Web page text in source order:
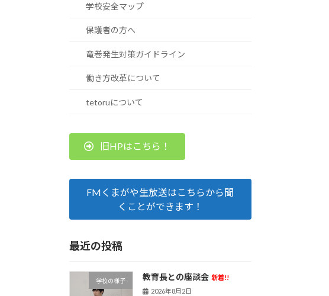
学校安全マップ
保護者の方へ
竜巻発生対策ガイドライン
働き方改革について
tetoruについて
旧HPはこちら！
FMくまがや生放送はこちらから聞
くことができます！
最近の投稿
学校の様子 教育長との座談会 新着!!
2026年8月2日